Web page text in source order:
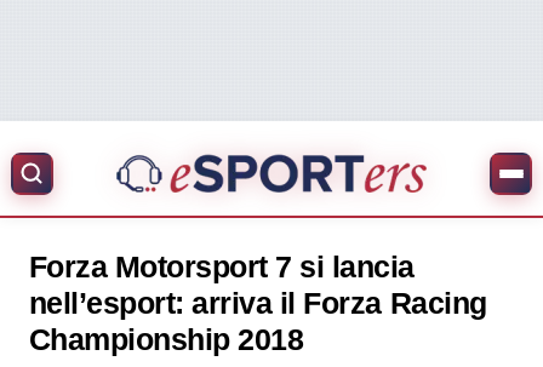
Forza Motorsport 7 si lancia
nell’esport: arriva il Forza Racing
Championship 2018